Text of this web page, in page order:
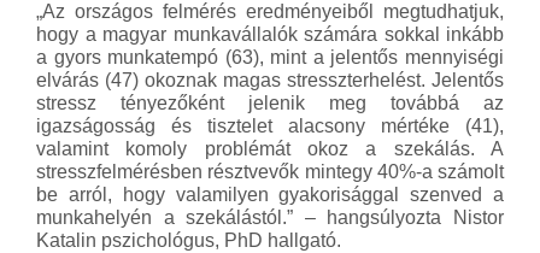
„Az országos felmérés eredményeiből megtudhatjuk,
hogy a magyar munkavállalók számára sokkal inkább
a gyors munkatempó (63), mint a jelentős mennyiségi
elvárás (47) okoznak magas stresszterhelést. Jelentős
stressz tényezőként jelenik meg továbbá az
igazságosság és tisztelet alacsony mértéke (41),
valamint komoly problémát okoz a szekálás. A
stresszfelmérésben résztvevők mintegy 40%-a számolt
be arról, hogy valamilyen gyakorisággal szenved a
munkahelyén a szekálástól.” – hangsúlyozta Nistor
Katalin pszichológus, PhD hallgató.